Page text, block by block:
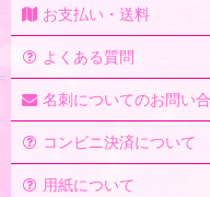
お支払い・送料
よくある質問
名刺についてのお問い
コンビニ決済について
用紙について